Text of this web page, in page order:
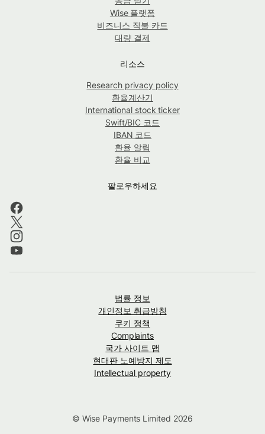
Wise 플랫폼
비즈니스 직불 카드
대량 결제
리소스
Research privacy policy
환율계산기
International stock ticker
Swift/BIC 코드
IBAN 코드
환율 알림
환율 비교
팔로우하세요
법률 정보
개인정보 취급방침
쿠키 정책
Complaints
국가 사이트 맵
현대판 노예방지 제도
Intellectual property
© Wise Payments Limited 2026